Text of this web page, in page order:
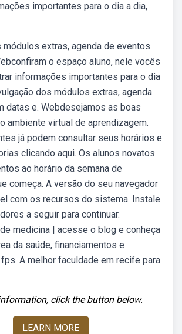
importantes para o dia a dia,
módulos extras, agenda de eventos
o espaço aluno, nele vocês
informações importantes para o dia
dos módulos extras, agenda
datas e. Webdesejamos as boas
ambiente virtual de aprendizagem.
já podem consultar seus horários e
clicando aqui. Os alunos novatos
ao horário da semana de
começa. A versão do seu navegador
com os recursos do sistema. Instale
a seguir para continuar.
medicina | acesse o blog e conheça
da saúde, financiamentos e
A melhor faculdade em recife para
click the button below.
LEARN MORE